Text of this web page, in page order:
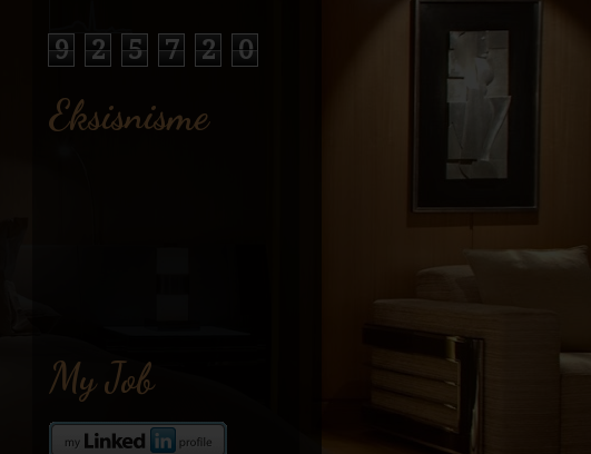
9 2 5 7 2 0
Eksisnisme
My Job